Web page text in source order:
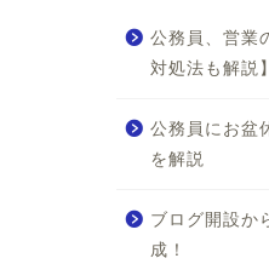
公務員、営業
対処法も解説】
公務員にお盆
を解説
ブログ開設か
成！